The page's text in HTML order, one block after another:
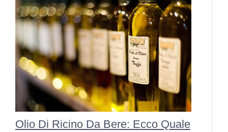
Olio Di Ricino Da Bere: Ecco Quale